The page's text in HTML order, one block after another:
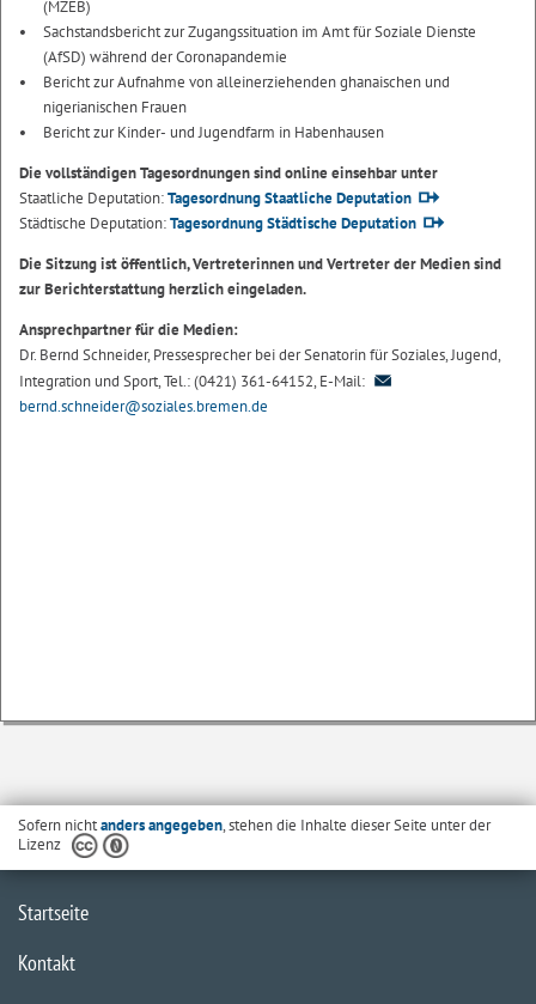
(MZEB)
Sachstandsbericht zur Zugangssituation im Amt für Soziale Dienste
(AfSD) während der Coronapandemie
Bericht zur Aufnahme von alleinerziehenden ghanaischen und
nigerianischen Frauen
Bericht zur Kinder- und Jugendfarm in Habenhausen
Die vollständigen Tagesordnungen sind online einsehbar unter
Staatliche Deputation:Tagesordnung Staatliche Deputation
Städtische Deputation:Tagesordnung Städtische Deputation
Die Sitzung ist öffentlich, Vertreterinnen und Vertreter der Medien sind
zur Berichterstattung herzlich eingeladen.
Ansprechpartner für die Medien:
Dr. Bernd Schneider, Pressesprecher bei der Senatorin für Soziales, Jugend,
Integration und Sport, Tel.: (0421) 361-64152, E-Mail:
bernd.schneider@soziales.bremen.de
Sofern nichtanders angegeben, stehen die Inhalte dieser Seite unter der
Lizenz
Startseite
Kontakt